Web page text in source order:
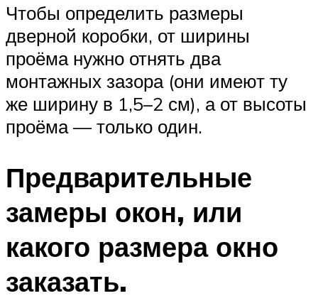
Чтобы определить размеры
дверной коробки, от ширины
проёма нужно отнять два
монтажных зазора (они имеют ту
же ширину в 1,5–2 см), а от высоты
проёма — только один.
Предварительные
замеры окон, или
какого размера окно
заказать.